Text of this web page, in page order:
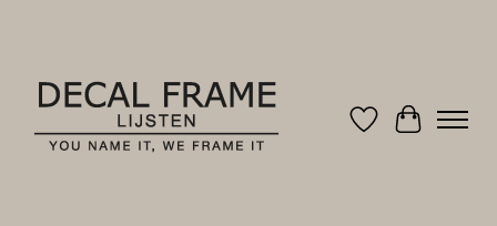
Verlanglijst